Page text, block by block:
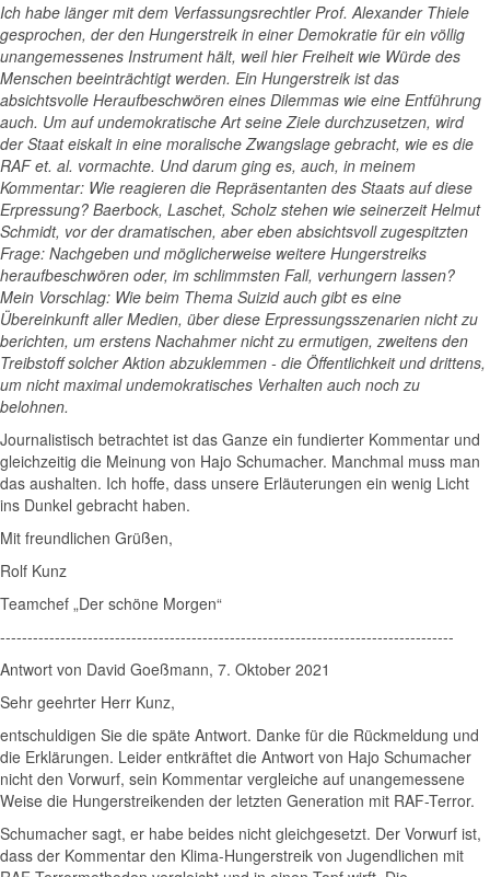
Ich habe länger mit dem Verfassungsrechtler Prof. Alexander Thiele
gesprochen, der den Hungerstreik in einer Demokratie für ein völlig
unangemessenes Instrument hält, weil hier Freiheit wie Würde des
Menschen beeinträchtigt werden. Ein Hungerstreik ist das
absichtsvolle Heraufbeschwören eines Dilemmas wie eine Entführung
auch. Um auf undemokratische Art seine Ziele durchzusetzen, wird
der Staat eiskalt in eine moralische Zwangslage gebracht, wie es die
RAF et. al. vormachte. Und darum ging es, auch, in meinem
Kommentar: Wie reagieren die Repräsentanten des Staats auf diese
Erpressung? Baerbock, Laschet, Scholz stehen wie seinerzeit Helmut
Schmidt, vor der dramatischen, aber eben absichtsvoll zugespitzten
Frage: Nachgeben und möglicherweise weitere Hungerstreiks
heraufbeschwören oder, im schlimmsten Fall, verhungern lassen?
Mein Vorschlag: Wie beim Thema Suizid auch gibt es eine
Übereinkunft aller Medien, über diese Erpressungsszenarien nicht zu
berichten, um erstens Nachahmer nicht zu ermutigen, zweitens den
Treibstoff solcher Aktion abzuklemmen - die Öffentlichkeit und drittens,
um nicht maximal undemokratisches Verhalten auch noch zu
belohnen.
Journalistisch betrachtet ist das Ganze ein fundierter Kommentar und
gleichzeitig die Meinung von Hajo Schumacher. Manchmal muss man
das aushalten. Ich hoffe, dass unsere Erläuterungen ein wenig Licht
ins Dunkel gebracht haben.
Mit freundlichen Grüßen,
Rolf Kunz
Teamchef „Der schöne Morgen“
-----------------------------------------------------------------------------------
Antwort von David Goeßmann, 7. Oktober 2021
Sehr geehrter Herr Kunz,
entschuldigen Sie die späte Antwort. Danke für die Rückmeldung und
die Erklärungen. Leider entkräftet die Antwort von Hajo Schumacher
nicht den Vorwurf, sein Kommentar vergleiche auf unangemessene
Weise die Hungerstreikenden der letzten Generation mit RAF-Terror.
Schumacher sagt, er habe beides nicht gleichgesetzt. Der Vorwurf ist,
dass der Kommentar den Klima-Hungerstreik von Jugendlichen mit